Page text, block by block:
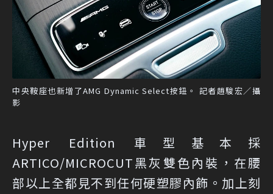
中央鞍座也新增了AMG Dynamic Select按鈕。 記者趙駿宏／攝
影
Hyper Edition 車型基本採
ARTICO/MICROCUT黑灰雙色內裝，在腰
部以上全都見不到任何硬塑膠內飾。加上刻